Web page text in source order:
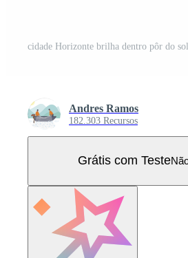
Andres Ramos
182.303 Recursos
Grátis com Teste